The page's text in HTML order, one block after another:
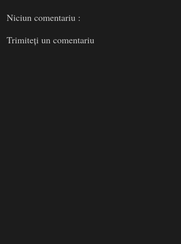
Niciun comentariu :
Trimiteți un comentariu